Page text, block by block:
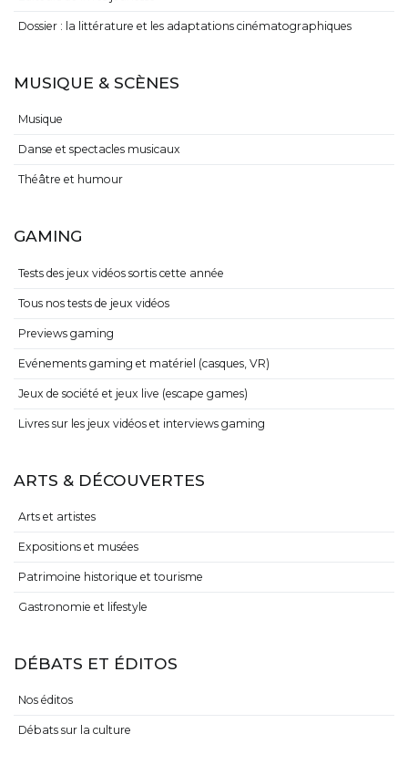
Dossier : la littérature et les adaptations cinématographiques
MUSIQUE & SCÈNES
Musique
Danse et spectacles musicaux
Théâtre et humour
GAMING
Tests des jeux vidéos sortis cette année
Tous nos tests de jeux vidéos
Previews gaming
Evénements gaming et matériel (casques, VR)
Jeux de société et jeux live (escape games)
Livres sur les jeux vidéos et interviews gaming
ARTS & DÉCOUVERTES
Arts et artistes
Expositions et musées
Patrimoine historique et tourisme
Gastronomie et lifestyle
DÉBATS ET ÉDITOS
Nos éditos
Débats sur la culture